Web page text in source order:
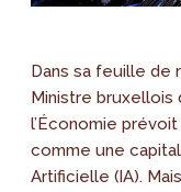
Dans sa feuille de
Ministre bruxellois
l’Économie
comme une
Artificielle (IA).